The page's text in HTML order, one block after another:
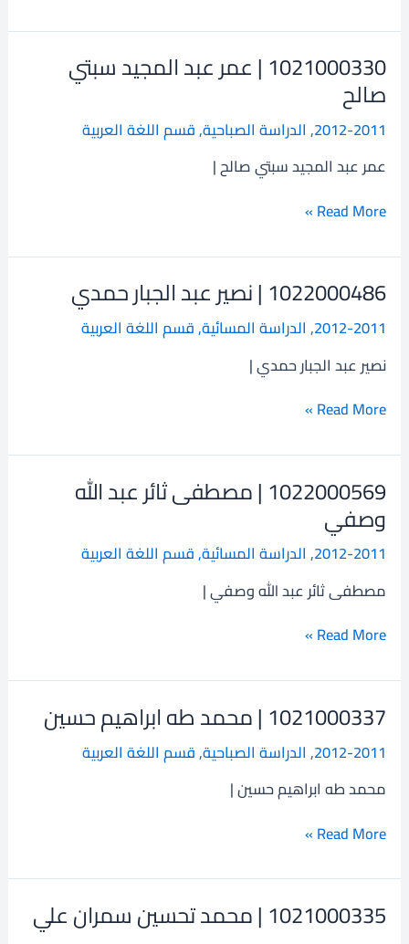
1021000330 | عمر عبد المجيد سبتي
صالح
2012-2011
, الدراسة الصباحية,قسم اللغة العربية
عمر عبد المجيد سبتي صالح |
1021000330
|
عمر
عبد
سبتي
Read More »
1022000486 | نصير عبد الجبار حمدي
2012-2011
, الدراسة المسائية,قسم اللغة العربية
نصير عبد الجبار حمدي |
1022000486
نصير
عبد
الجبار
حمدي
Read More »
1022000569 | مصطفى ثائر عبد الله
وصفي
2012-2011
, الدراسة المسائية,قسم اللغة العربية
مصطفى ثائر عبد الله وصفي |
1022000569
|
مصطفى
ثائر
الله
Read More »
1021000337 | محمد طه ابراهيم حسين
2012-2011
, الدراسة الصباحية,قسم اللغة العربية
محمد طه ابراهيم حسين |
1021000337
محمد
طه
ابراهيم
حسين
Read More »
1021000335 | محمد تحسين سمران علي
1021000335